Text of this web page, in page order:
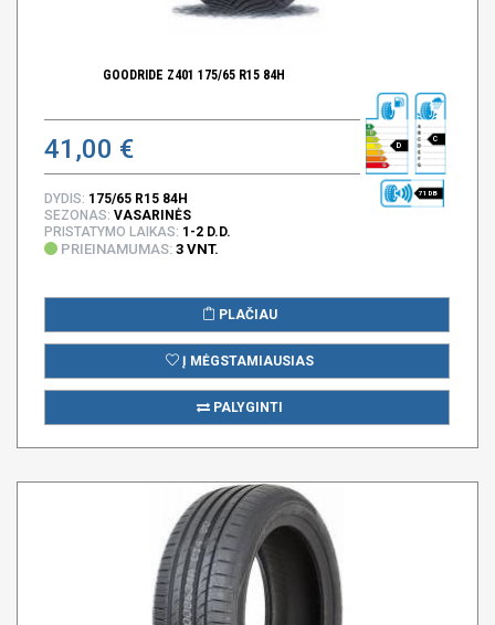
GOODRIDE Z401 175/65 R15 84H
41,00 € D
C
71 DB
DYDIS: 175/65 R15 84H
SEZONAS: VASARINĖS
PRISTATYMO LAIKAS: 1-2 D.D.
PRIEINAMUMAS: 3 VNT.
PLAČIAU
Į MĖGSTAMIAUSIAS
PALYGINTI